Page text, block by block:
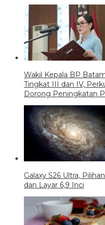
Wakil Kepala BP
Tingkat III dan IV,
Dorong Peningkatan
Galaxy S26 Ultra,
dan Layar 6,9 Inci